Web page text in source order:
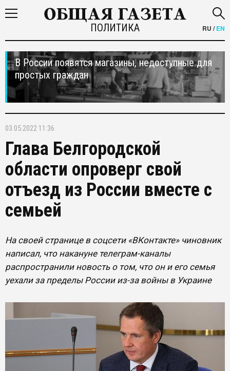
ПОЛИТИКА RU /EN
В России появятся магазины, недоступные для
простых граждан
03.05.2022 11:36
Глава Белгородской
области опроверг свой
отъезд из России вместе с
семьей
На своей странице в соцсети «ВКонтакте» чиновник
написал, что накануне телеграм-каналы
распространили новость о том, что он и его семья
уехали за пределы России из-за войны в Украине